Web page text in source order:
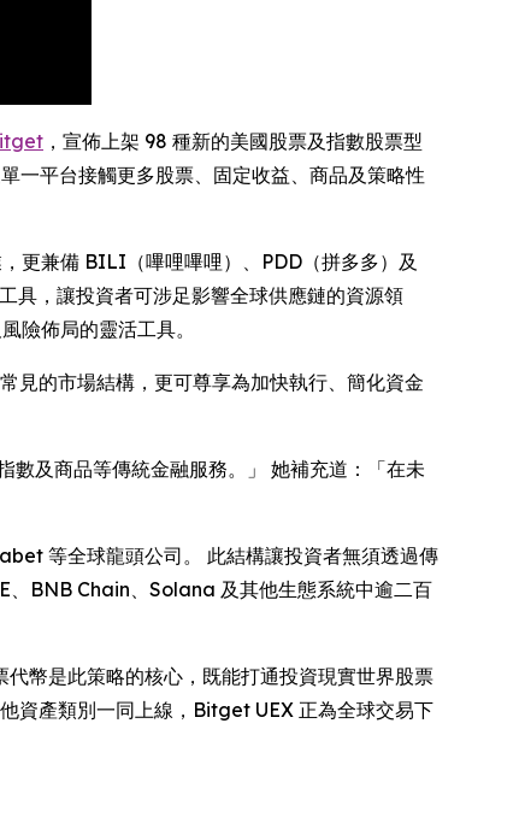
，宣佈上架 98 種新的美國股票及指數股票型
一平台接觸更多股票、固定收益、商品及策略性
更兼備 BILI（嗶哩嗶哩）、PDD（拼多多）及
具，讓投資者可涉足影響全球供應鏈的資源領
險佈局的靈活工具。
見的市場結構，更可尊享為加快執行、簡化資金
數及商品等傳統金融服務。」 她補充道：「在未
等全球龍頭公司。 此結構讓投資者無須透過傳
、BNB Chain、Solana 及其他生態系統中逾二百
幣是此策略的核心，既能打通投資現實世界股票
資產類別一同上線，Bitget UEX 正為全球交易下